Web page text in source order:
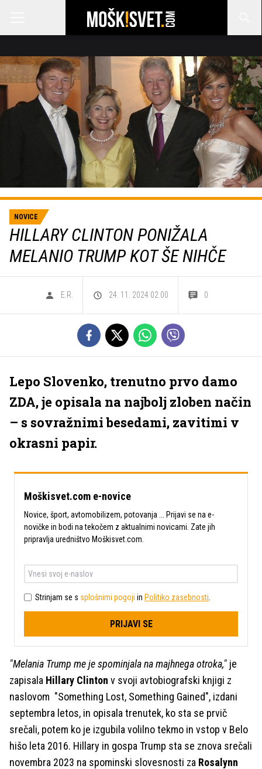
NOVICE
HILLARY CLINTON PONIŽALA
MELANIO TRUMP KOT ŠE NIHČE
E.R. 24. 11. 2024 02.00 0
Lepo Slovenko, trenutno prvo damo
ZDA, je opisala na najbolj zloben način
– s sovražnimi besedami, zavitimi v
okrasni papir.
Moškisvet.com e-novice
Novice, šport, avtomobilizem, potovanja ... Prijavi se na e-
novičke in bodi na tekočem z aktualnimi novicami. Zate jih
pripravlja uredništvo Moškisvet.com.
Strinjam se s splošnimi pogoji in Politiko zasebnosti
PRIJAVI SE
"Melania Trump me je spominjala na majhnega otroka," je
zapisala Hillary Clinton v svoji avtobiografski knjigi z
naslovom "Something Lost, Something Gained", izdani
septembra letos, in opisala trenutek, ko sta se prvič
srečali, potem ko je izgubila volilno tekmo in vstop v Belo
hišo leta 2016. Hillary in gospa Trump sta se znova srečali
novembra 2023 na spominski slovesnosti za Rosalynn